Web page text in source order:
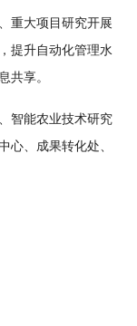
重大项目研究开展
提升自动化管理水
共享。
智能农业技术研究
心、成果转化处、